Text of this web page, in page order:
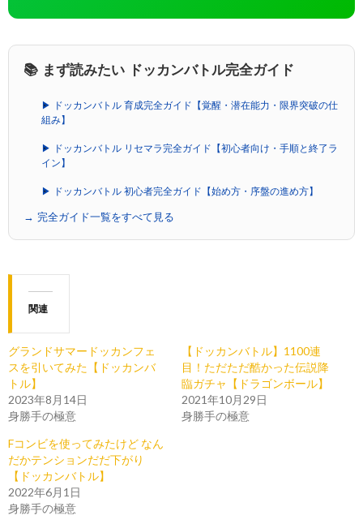
📚 まず読みたい ドッカンバトル完全ガイド
▶ ドッカンバトル 育成完全ガイド【覚醒・潜在能力・限界突破の仕
組み】
▶ ドッカンバトル リセマラ完全ガイド【初心者向け・手順と終了ラ
イン】
▶ ドッカンバトル 初心者完全ガイド【始め方・序盤の進め方】
→ 完全ガイド一覧をすべて見る
関連
グランドサマードッカンフェ
スを引いてみた【ドッカンバ
トル】
2023年8月14日
身勝手の極意
【ドッカンバトル】1100連
目！ただただ酷かった伝説降
臨ガチャ【ドラゴンボール】
2021年10月29日
身勝手の極意
Fコンビを使ってみたけど なん
だかテンションだだ下がり
【ドッカンバトル】
2022年6月1日
身勝手の極意